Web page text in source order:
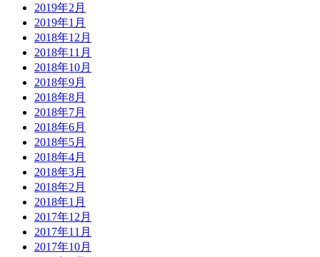
2019年2月
2019年1月
2018年12月
2018年11月
2018年10月
2018年9月
2018年8月
2018年7月
2018年6月
2018年5月
2018年4月
2018年3月
2018年2月
2018年1月
2017年12月
2017年11月
2017年10月